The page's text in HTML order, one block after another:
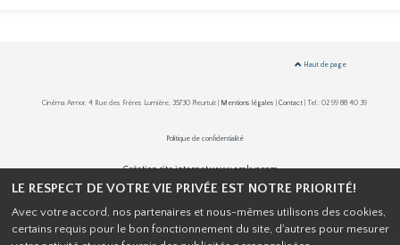
LE RESPECT DE VOTRE VIE PRIVÉE EST NOTRE PRIORITÉ!
Avec votre accord, nos partenaires et nous-mêmes utilisons des cookies,
certains requis pour le bon fonctionnement du site, d'autres pour mesurer
Haut de page
Cinéma Armor, 4 Rue des Frères Lumière, 35730 Pleurtuit | Mentions légales Contact | Tel : 02 99 88 40 39
Politique de confidentialité
Création site internet www.erakys.com